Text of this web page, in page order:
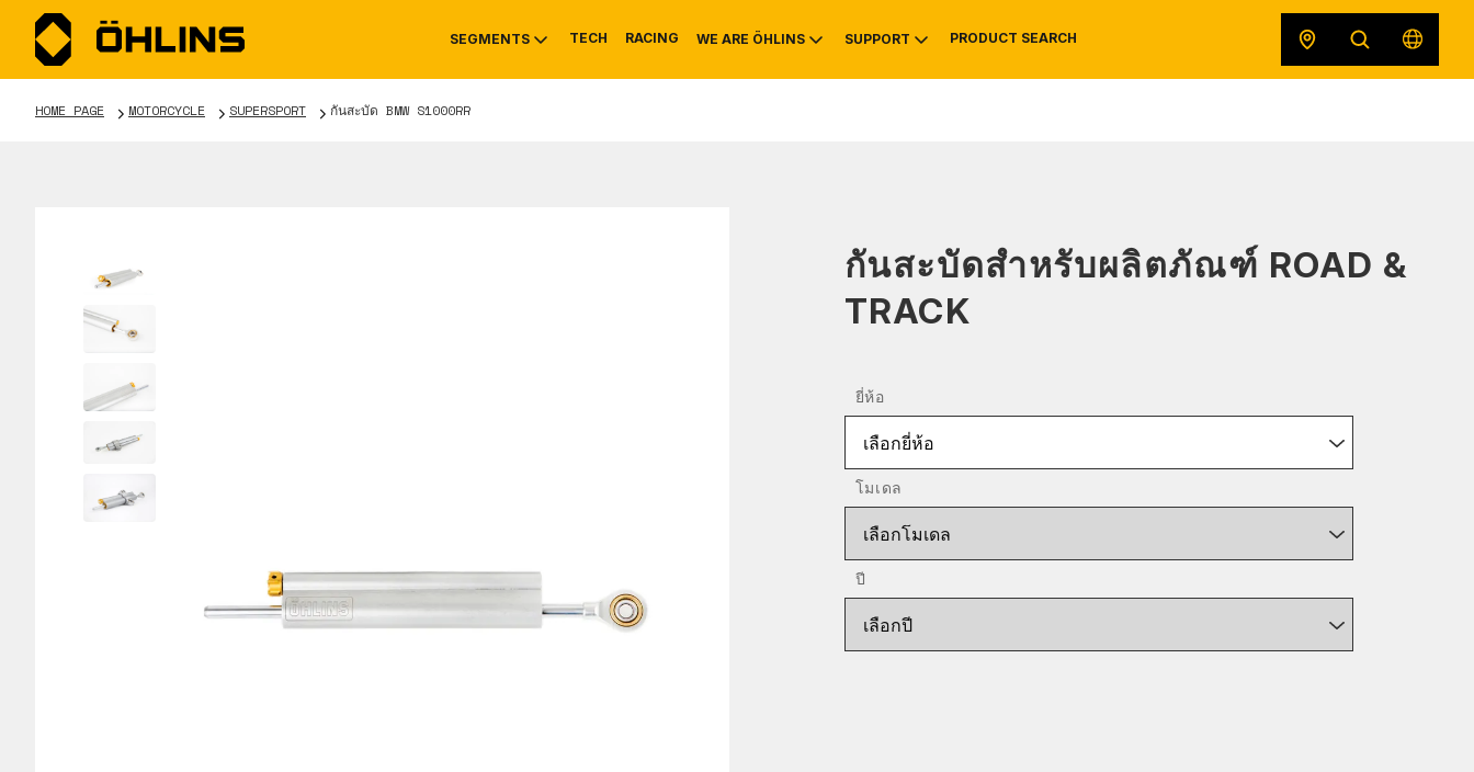
SEGMENTS
MOUNTAIN BIKE
TECH RACING WE ARE ÖHLINS
HISTORY ORIGINAL EQUIPMENT
SUPPORT
SERVICE INFO & RECALLS SAFETY DATA SHEETS
PRODUCT SEARCH
HOME PAGE MOTORCYCLE SUPERSPORT กันสะบัด BMW S1000RR
กันสะบัดสำหรับผลิตภัณฑ์ ROAD &
TRACK
ยี่ห้อ
เลือกยี่ห้อ
โมเดล
เลือกโมเดล
ปี
เลือกปี